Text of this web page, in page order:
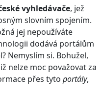
vyhledávače, jež
slovním spojením.
jej nepoužíváte
dodává portálům
Nemyslím si. Bohužel,
nelze moc považovat za
přes tyto portály,